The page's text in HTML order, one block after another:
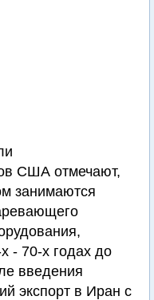
США отмечают,
занимаются
- 70-х годах до
введения
экспорт в Иран с